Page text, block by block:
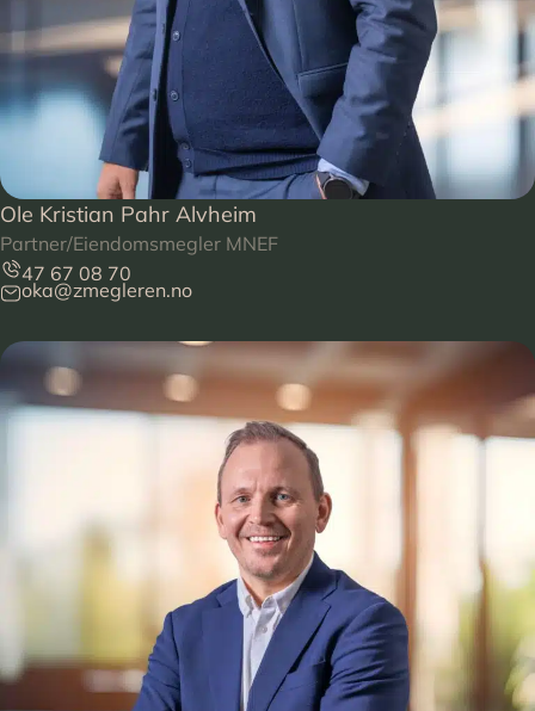
Ole Kristian Pahr Alvheim
Partner/Eiendomsmegler MNEF
47 67 08 70
oka@zmegleren.no